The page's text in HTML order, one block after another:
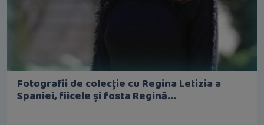
Fotografii de colecție cu Regina Letizia a
Spaniei, fiicele și fosta Regină...